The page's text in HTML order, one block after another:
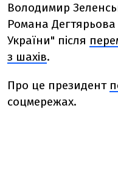
Володимир
Романа
України" після
з шахів.
Про це президент
соцмережах.